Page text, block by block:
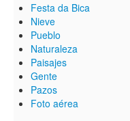
Festa da Bica
Nieve
Pueblo
Naturaleza
Paisajes
Gente
Pazos
Foto aérea